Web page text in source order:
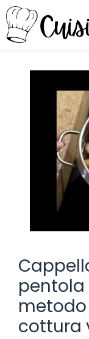
Vai
al
contenuto
pentola
cottura